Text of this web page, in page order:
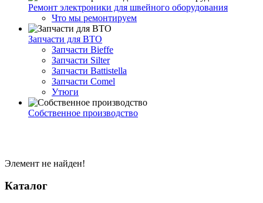
Ремонт электроники для швейного оборудования
Что мы ремонтируем
Запчасти для ВТО
Запчасти Bieffe
Запчасти Silter
Запчасти Battistella
Запчасти Comel
Утюги
Собственное производство
Элемент не найден!
Каталог